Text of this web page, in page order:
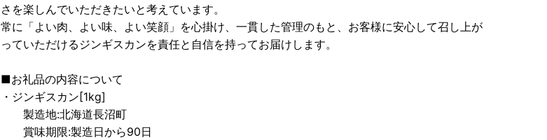
さを楽しんでいただきたいと考えています。
常に「よい肉、よい味、よい笑顔」を心掛け、一貫した管理のもと、お客様に安心して召し上が
っていただけるジンギスカンを責任と自信を持ってお届けします。
■お礼品の内容について
・ジンギスカン[1kg]
製造地:北海道長沼町
賞味期限:製造日から90日